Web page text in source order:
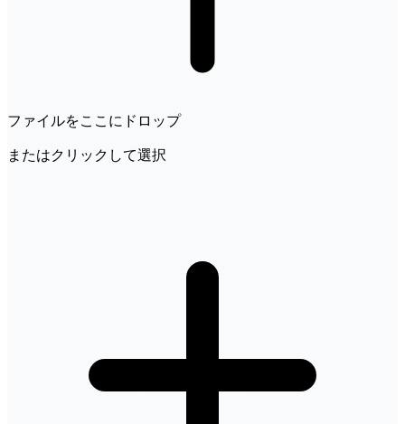
ファイルをここにドロップ
またはクリックして選択